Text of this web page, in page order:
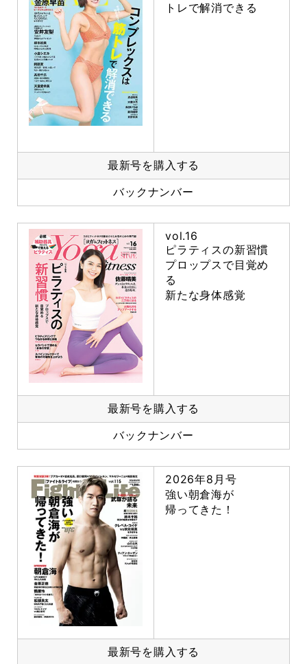
トレで解消できる
最新号を購入する
バックナンバー
vol.16
ピラティスの新習慣
プロップスで目覚め
る
新たな身体感覚
最新号を購入する
バックナンバー
2026年8月号
強い朝倉海が
帰ってきた！
最新号を購入する